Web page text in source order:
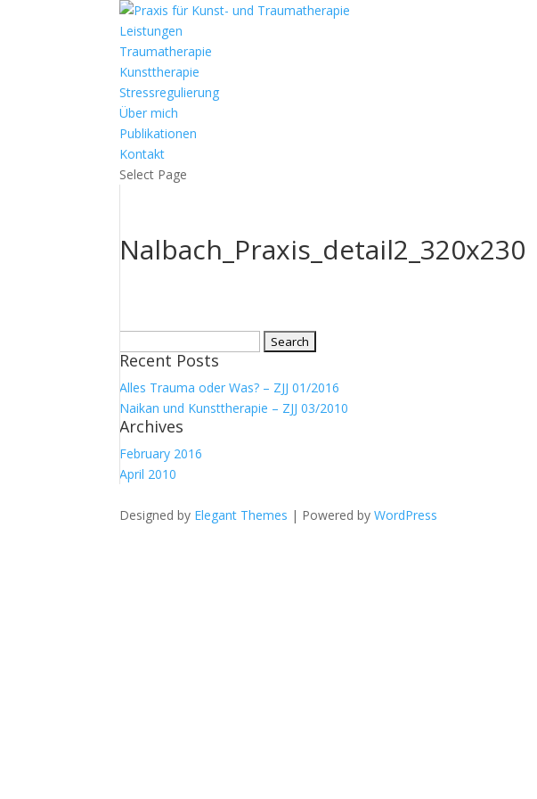
Leistungen
Traumatherapie
Kunsttherapie
Stressregulierung
Über mich
Publikationen
Kontakt
Select Page
Nalbach_Praxis_detail2_320x230
for:
Recent Posts
Alles Trauma oder Was? – ZJJ 01/2016
Naikan und Kunsttherapie – ZJJ 03/2010
Archives
February 2016
April 2010
Designed by Elegant Themes | Powered byWordPress